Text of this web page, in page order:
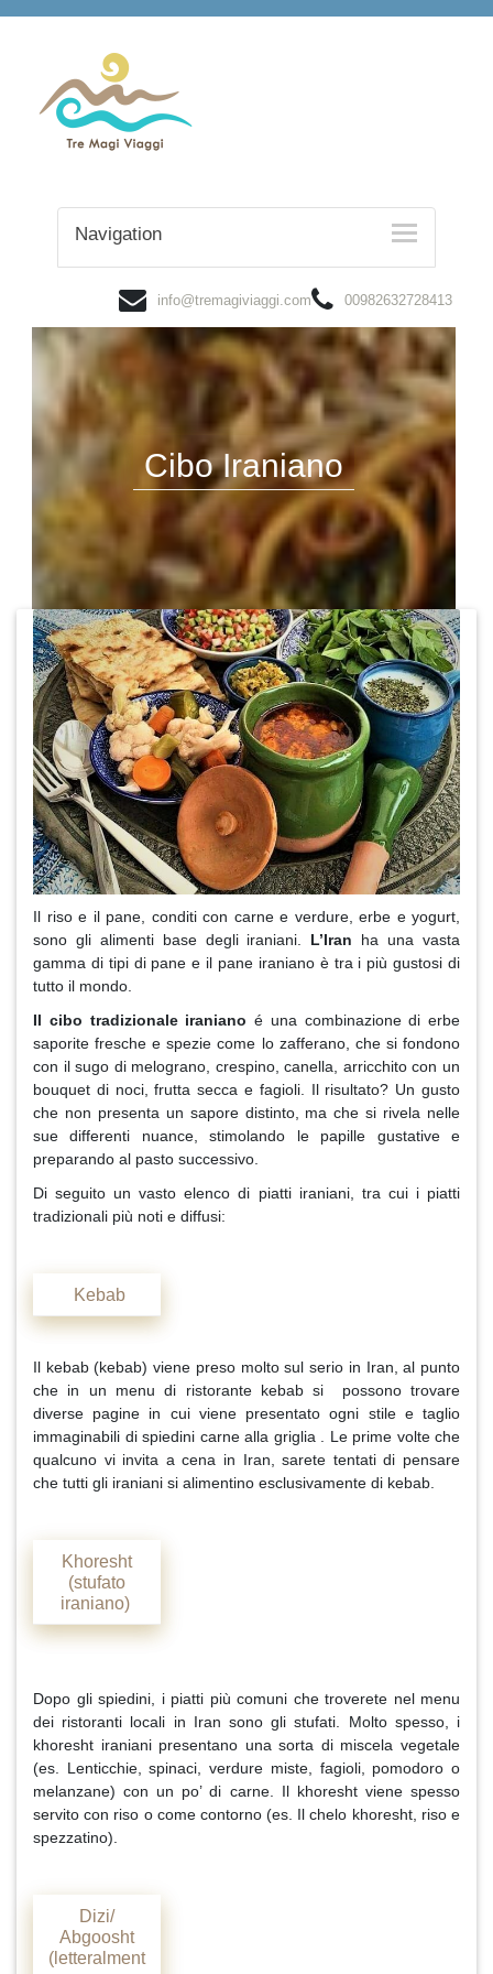
00982632728413
info@tremagiviaggi.com
Navigation
Cibo Iraniano
Il riso e il pane, conditi con carne e verdure, erbe e yogurt,
sono gli alimenti base degli iraniani.
L’Iran ha una vasta
gamma di tipi di pane e il pane iraniano è tra i più gustosi di
tutto il mondo.
Il cibo tradizionale iraniano é una combinazione di erbe
saporite fresche e spezie come lo zafferano, che si fondono
con il sugo di melograno, crespino, canella, arricchito con un
bouquet di noci, frutta secca e fagioli. Il risultato? Un gusto
che non presenta un sapore distinto, ma che si rivela nelle
sue differenti nuance, stimolando le papille gustative e
preparando al pasto successivo.
Di seguito un vasto elenco di piatti iraniani, tra cui i piatti
tradizionali più noti e diffusi:
Kebab
Il kebab (kebab) viene preso molto sul serio in Iran, al punto
che in un menu di ristorante kebab si possono trovare
diverse pagine in cui viene presentato ogni stile e taglio
immaginabili di spiedini carne alla griglia . Le prime volte che
qualcuno vi invita a cena in Iran, sarete tentati di pensare
che tutti gli iraniani si alimentino esclusivamente di kebab.
Khoresht
(stufato
iraniano)
Dopo gli spiedini, i piatti più comuni che troverete nel menu
dei ristoranti locali in Iran sono gli stufati. Molto spesso, i
khoresht iraniani presentano una sorta di miscela vegetale
(es. Lenticchie, spinaci, verdure miste, fagioli, pomodoro o
melanzane) con un po’ di carne. Il khoresht viene spesso
servito con riso o come contorno (es. Il chelo khoresht, riso e
spezzatino).
Dizi/
Abgoosht
(letteralment